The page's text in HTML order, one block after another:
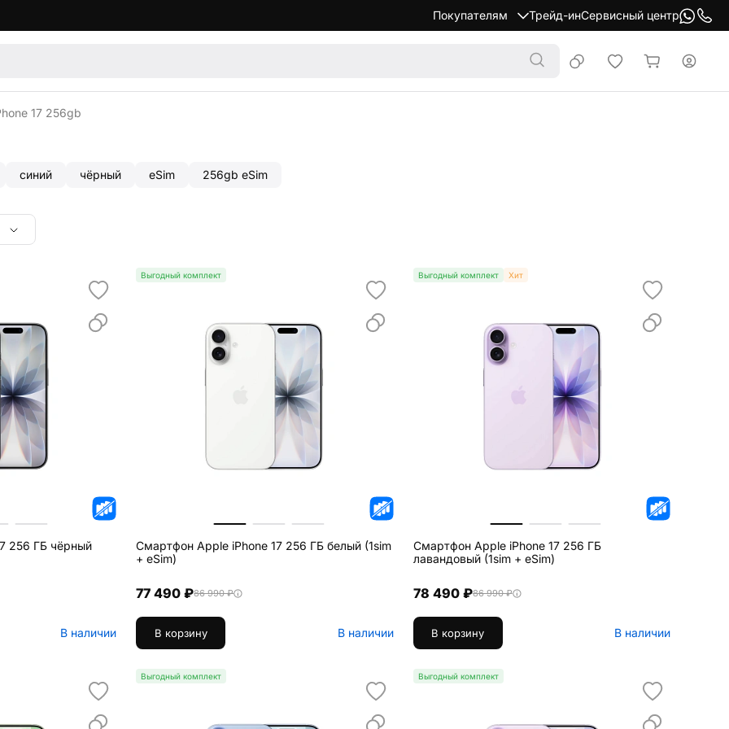
Покупателям Трейд-инСервисный центр
17 256gb
синий чёрный eSim 256gb eSim
256 ГБ чёрный
В наличии
Выгодный комплект
Смартфон Apple iPhone 17 256 ГБ белый (1sim
+ eSim)
77 490 ₽86 990 ₽
В корзину В наличии
Выгодный комплект Хит
Смартфон Apple iPhone 17 256 ГБ
лавандовый (1sim + eSim)
78 490 ₽86 990 ₽
В корзину В наличии
Выгодный комплект Выгодный комплект